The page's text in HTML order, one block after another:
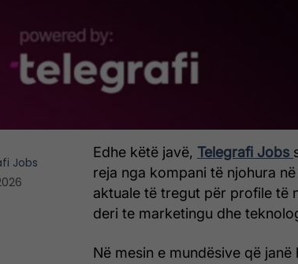
Edhe këtë javë, Telegrafi Jobs
reja nga kompani të njohura
aktuale të tregut për profile të
deri te marketingu dhe
Në mesin e mundësive që
Jobs